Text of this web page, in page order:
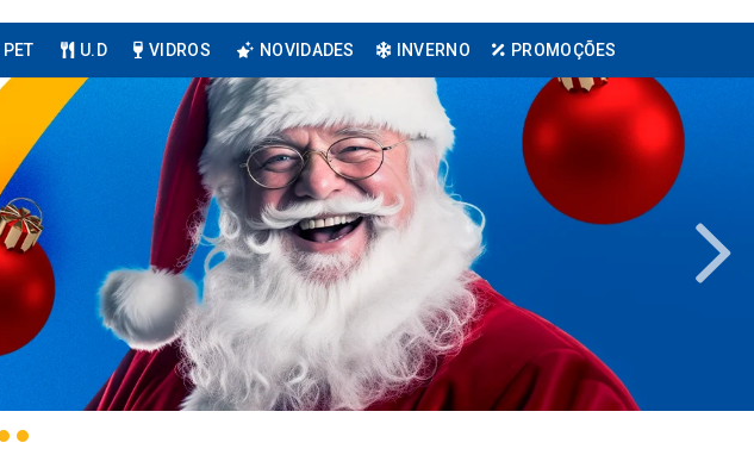
PET U.D VIDROS NOVIDADES INVERNO PROMOÇÕES